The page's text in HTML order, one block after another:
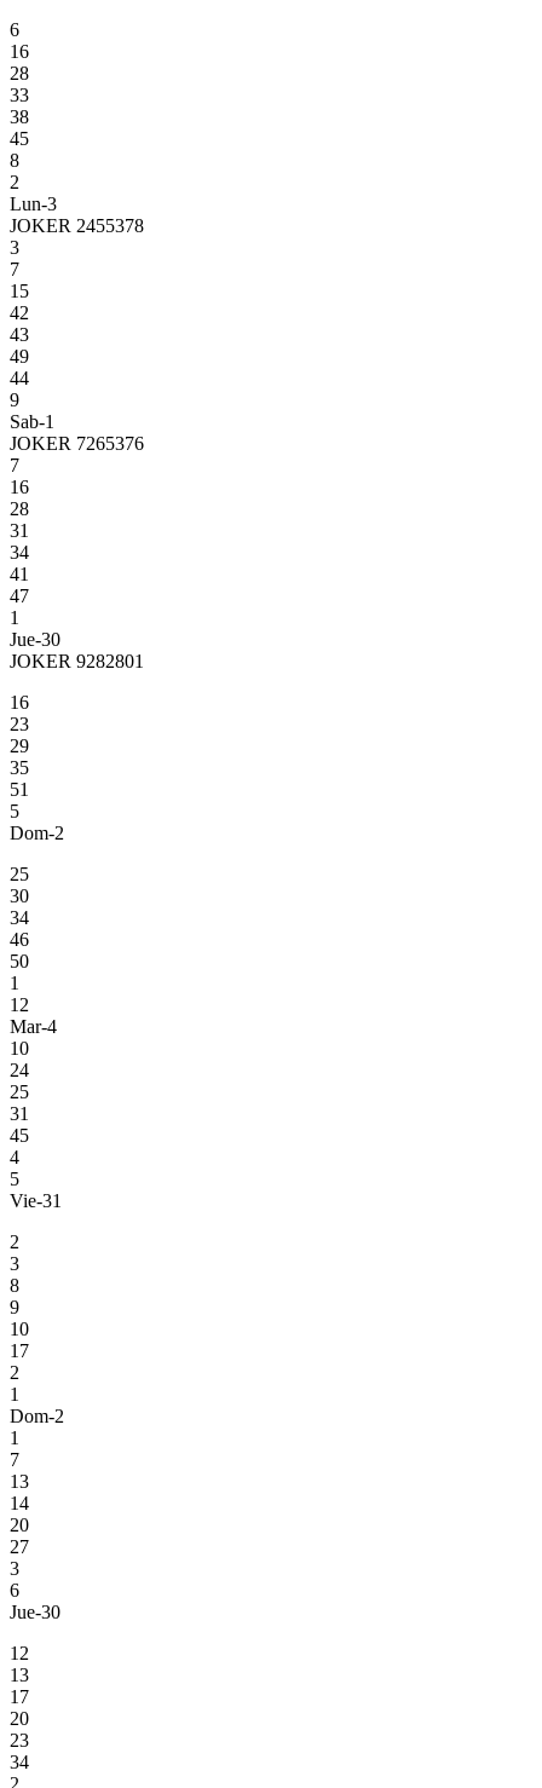
6
16
28
33
38
45
8
2
Lun-3
JOKER 2455378
3
7
15
42
43
49
44
9
Sab-1
JOKER 7265376
7
16
28
31
34
41
47
1
Jue-30
JOKER 9282801
16
23
29
35
51
5
Dom-2
25
30
34
46
50
1
12
Mar-4
10
24
25
31
45
4
5
Vie-31
2
3
8
9
10
17
2
1
Dom-2
1
7
13
14
20
27
3
6
Jue-30
12
13
17
20
23
34
2